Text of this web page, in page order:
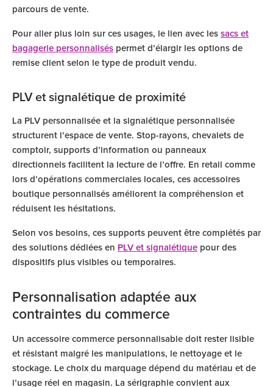
parcours de vente.
Pour aller plus loin sur ces usages, le lien avec les sacs et
bagagerie personnalisés permet d’élargir les options de
remise client selon le type de produit vendu.
PLV et signalétique de proximité
La PLV personnalisée et la signalétique personnalisée
structurent l’espace de vente. Stop-rayons, chevalets de
comptoir, supports d’information ou panneaux
directionnels facilitent la lecture de l’offre. En retail comme
lors d’opérations commerciales locales, ces accessoires
boutique personnalisés améliorent la compréhension et
réduisent les hésitations.
Selon vos besoins, ces supports peuvent être complétés par
des solutions dédiées en PLV et signalétique pour des
dispositifs plus visibles ou temporaires.
Personnalisation adaptée aux
contraintes du commerce
Un accessoire commerce personnalisable doit rester lisible
et résistant malgré les manipulations, le nettoyage et le
stockage. Le choix du marquage dépend du matériau et de
l’usage réel en magasin. La sérigraphie convient aux